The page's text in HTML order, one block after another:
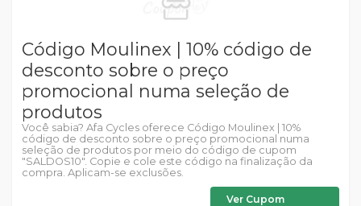
Código Moulinex | 10% código de
desconto sobre o preço
promocional numa seleção de
produtos
Você sabia? Afa Cycles oferece Código Moulinex | 10%
código de desconto sobre o preço promocional numa
seleção de produtos por meio do código de cupom
"SALDOS10". Copie e cole este código na finalização da
compra. Aplicam-se exclusões.
Ver Cupom